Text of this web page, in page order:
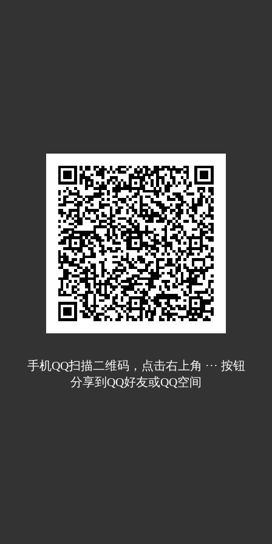
手机QQ扫描二维码，点击右上角 ··· 按钮
分享到QQ好友或QQ空间